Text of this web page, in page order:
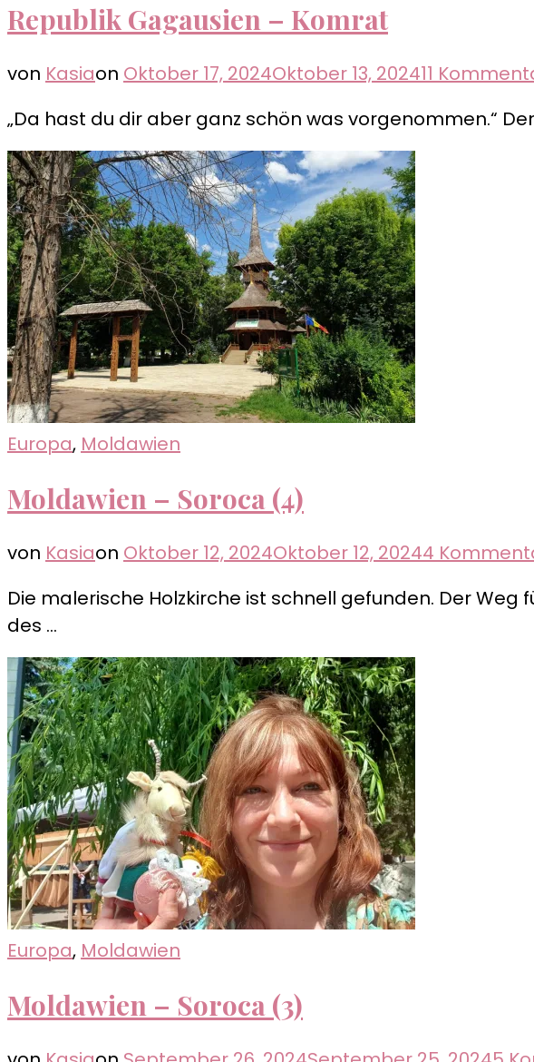
Republik Gagausien – Komrat
von Kasiaon Oktober 17, 2024Oktober 13, 202411
„Da hast du dir aber ganz schön was vorgenommen.“
Europa, Moldawien
Moldawien – Soroca (4)
von Kasiaon Oktober 12, 2024Oktober 12, 20244
Die malerische Holzkirche ist schnell gefunden. Der
des …
Europa, Moldawien
Moldawien – Soroca (3)